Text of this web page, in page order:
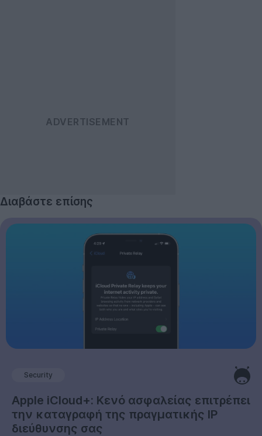
Διαβάστε επίσης
Security
Apple iCloud+: Κενό ασφαλείας επιτρέπει
την καταγραφή της πραγματικής IP
διεύθυνσης σας